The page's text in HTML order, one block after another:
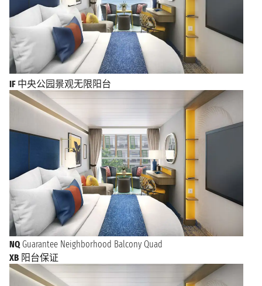
IF 中央公园景观无限阳台
NQ Guarantee Neighborhood Balcony Quad
XB 阳台保证